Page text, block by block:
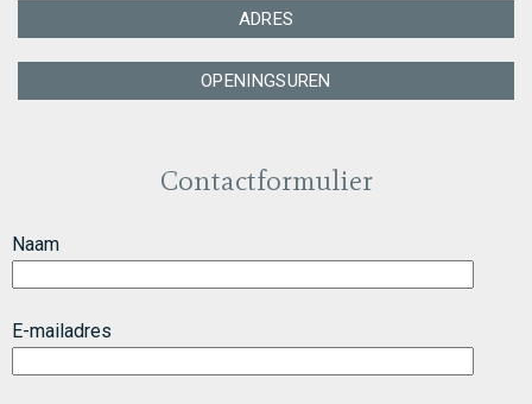
ADRES
OPENINGSUREN
Contactformulier
Naam
E-mailadres